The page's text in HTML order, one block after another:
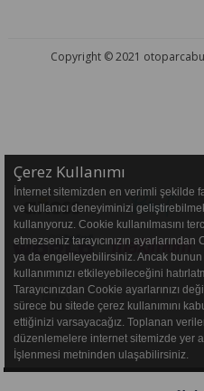
Copyright © 2021
Çerez Kullanımı
İnternet sitemizden en verimli şekilde
ve kullanıcı deneyiminizi
kullanıyoruz. Cookie kullanılmasını
etmezseniz tarayıcınızın
ya da engelleyebilirsiniz. Ancak
kullanımınızı etkileyebileceğini
Tarayıcınızdan Cookie ayarlarınızı
sürece bu sitede çerez kullanımını
ettiğinizi varsayacağız. Toplanan
düzenlemelere internet sitemizde yer
İşlenmesi metninden ulaşabilirsiniz.